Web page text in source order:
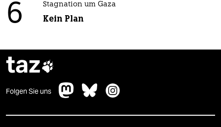
6 Stagnation um Gaza
Kein Plan
taz
Folgen Sie uns